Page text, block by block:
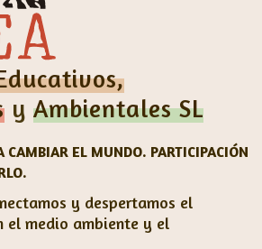
y Ambientales SL
CAMBIAR EL MUNDO. PARTICIPACIÓN
y despertamos el
el medio ambiente y el